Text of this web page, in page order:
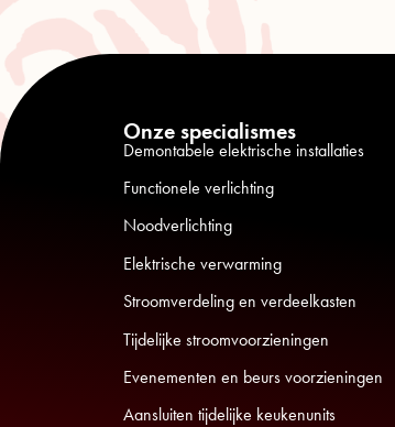
Onze specialismes
Demontabele elektrische installaties
Functionele verlichting
Noodverlichting
Elektrische verwarming
Stroomverdeling en verdeelkasten
Tijdelijke stroomvoorzieningen
Evenementen en beurs voorzieningen
Aansluiten tijdelijke keukenunits